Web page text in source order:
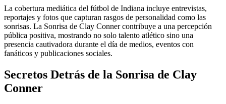
La cobertura mediática del fútbol de Indiana incluye entrevistas,
reportajes y fotos que capturan rasgos de personalidad como las
sonrisas. La Sonrisa de Clay Conner contribuye a una percepción
pública positiva, mostrando no solo talento atlético sino una
presencia cautivadora durante el día de medios, eventos con
fanáticos y publicaciones sociales.
Secretos Detrás de la Sonrisa de Clay
Conner